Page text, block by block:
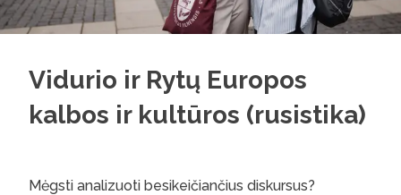
Vidurio ir Rytų Europos
kalbos ir kultūros (rusistika)
Mėgsti analizuoti besikeičiančius diskursus?